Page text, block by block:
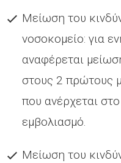
Μείωση του
νοσοκομείο: για
αναφέρεται
στους 2 πρώτους
που ανέρχεται
εμβολιασμό.
Μείωση του